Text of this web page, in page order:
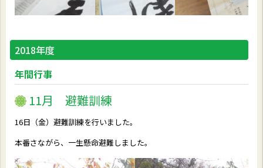
2018年度
年間行事
11月 避難訓練
16日（金）避難訓練を行いました。
本番さながら、一生懸命避難しました。